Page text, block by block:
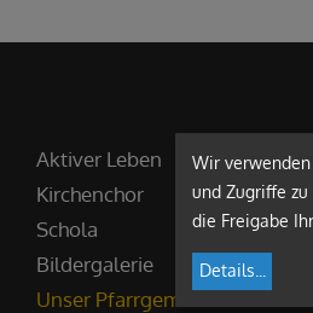
Aktiver Leben
Kirchenchor
Schola
Bildergalerie
Unser Pfarrgemeinderat
Wir
und Zugriffe
die Freigabe
Details